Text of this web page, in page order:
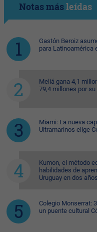
Notas másleídas
Gastón Beroiz
para Latinoamérica
Meliá gana 4,1
79,4 millones por
Miami: La nueva
Ultramarinos elige
Kumon, el método
habilidades de
Uruguay en dos años
Colegio Monserrat:
un puente cultural